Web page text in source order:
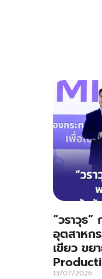
“วราวุธ
อุตสาหก
เขียว ขย
13/07/2026